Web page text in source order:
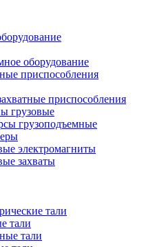
оборудование
приспособления
приспособления
грузовые
грузоподъемные
электромагниты
захваты
тали
тали
тали